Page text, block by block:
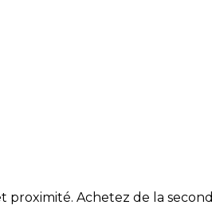
Achetez de la